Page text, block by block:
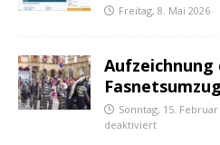
Freitag, 8. Mai 2026
Aufzeichnung
Sonntag, 15. Februar
deaktiviert